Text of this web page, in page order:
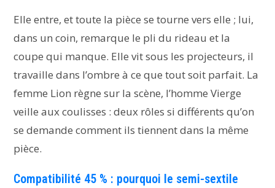
Elle entre, et toute la pièce se tourne vers elle ; lui,
dans un coin, remarque le pli du rideau et la
coupe qui manque. Elle vit sous les projecteurs, il
travaille dans l’ombre à ce que tout soit parfait. La
femme Lion règne sur la scène, l’homme Vierge
veille aux coulisses : deux rôles si différents qu’on
se demande comment ils tiennent dans la même
pièce.
Compatibilité 45 % : pourquoi le semi-sextile